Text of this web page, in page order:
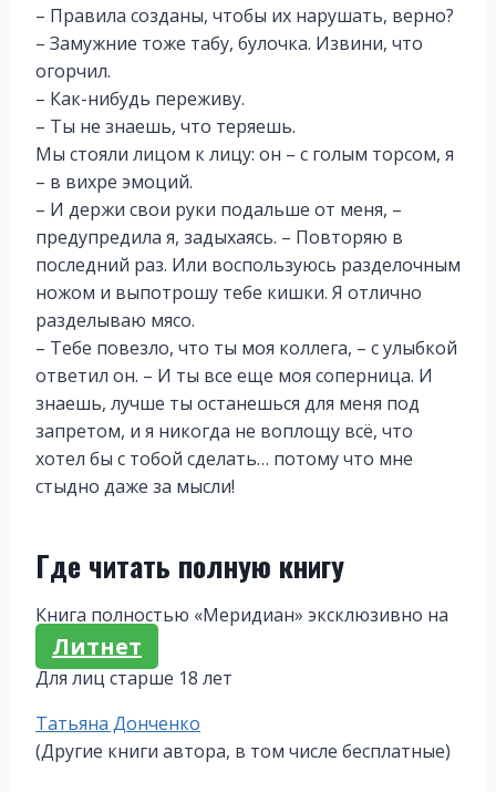
– Правила созданы, чтобы их нарушать, верно?
– Замужние тоже табу, булочка. Извини, что
огорчил.
– Как-нибудь переживу.
– Ты не знаешь, что теряешь.
Мы стояли лицом к лицу: он – с голым торсом, я
– в вихре эмоций.
– И держи свои руки подальше от меня, –
предупредила я, задыхаясь. – Повторяю в
последний раз. Или воспользуюсь разделочным
ножом и выпотрошу тебе кишки. Я отлично
разделываю мясо.
– Тебе повезло, что ты моя коллега, – с улыбкой
ответил он. – И ты все еще моя соперница. И
знаешь, лучше ты останешься для меня под
запретом, и я никогда не воплощу всё, что
хотел бы с тобой сделать… потому что мне
стыдно даже за мысли!
Где читать полную книгу
Книга полностью «Меридиан» эксклюзивно на
Литнет
Для лиц старше 18 лет
Метки
записи:
Татьяна Донченко
(Другие книги автора, в том числе бесплатные)